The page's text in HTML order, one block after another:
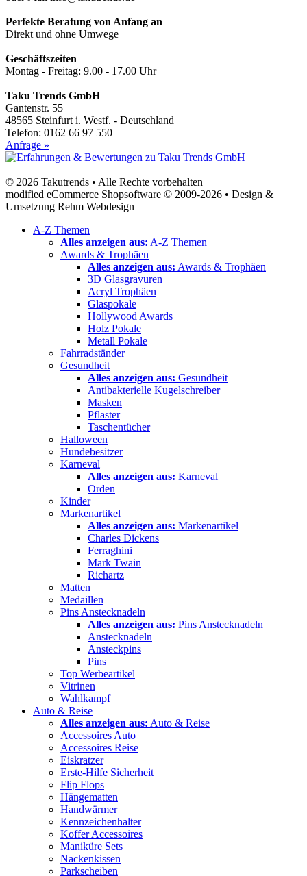
Perfekte Beratung von Anfang an
Direkt und ohne Umwege
Geschäftszeiten
Montag - Freitag: 9.00 - 17.00 Uhr
Taku Trends GmbH
Gantenstr. 55
48565 Steinfurt i. Westf. - Deutschland
Telefon: 0162 66 97 550
Anfrage »
© 2026 Takutrends • Alle Rechte vorbehalten
modified eCommerce Shopsoftware © 2009-2026 • Design &
Umsetzung Rehm Webdesign
A-Z Themen
Alles anzeigen aus: A-Z Themen
Awards & Trophäen
Alles anzeigen aus: Awards & Trophäen
3D Glasgravuren
Acryl Trophäen
Glaspokale
Hollywood Awards
Holz Pokale
Metall Pokale
Fahrradständer
Gesundheit
Alles anzeigen aus: Gesundheit
Antibakterielle Kugelschreiber
Masken
Pflaster
Taschentücher
Halloween
Hundebesitzer
Karneval
Alles anzeigen aus: Karneval
Orden
Kinder
Markenartikel
Alles anzeigen aus: Markenartikel
Charles Dickens
Ferraghini
Mark Twain
Richartz
Matten
Medaillen
Pins Anstecknadeln
Alles anzeigen aus: Pins Anstecknadeln
Anstecknadeln
Ansteckpins
Pins
Top Werbeartikel
Vitrinen
Wahlkampf
Auto & Reise
Alles anzeigen aus: Auto & Reise
Accessoires Auto
Accessoires Reise
Eiskratzer
Erste-Hilfe Sicherheit
Flip Flops
Hängematten
Handwärmer
Kennzeichenhalter
Koffer Accessoires
Maniküre Sets
Nackenkissen
Parkscheiben